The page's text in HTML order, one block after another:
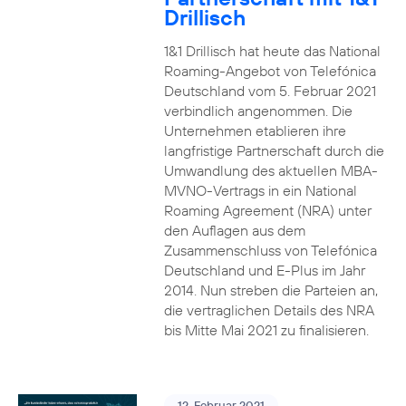
Drillisch
1&1 Drillisch hat heute das National
Roaming-Angebot von Telefónica
Deutschland vom 5. Februar 2021
verbindlich angenommen. Die
Unternehmen etablieren ihre
langfristige Partnerschaft durch die
Umwandlung des aktuellen MBA-
MVNO-Vertrags in ein National
Roaming Agreement (NRA) unter
den Auflagen aus dem
Zusammenschluss von Telefónica
Deutschland und E-Plus im Jahr
2014. Nun streben die Parteien an,
die vertraglichen Details des NRA
bis Mitte Mai 2021 zu finalisieren.